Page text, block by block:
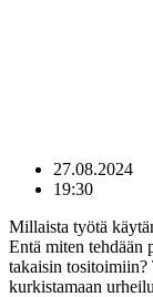
27.08.2024
19:30
Millaista työtä
Entä miten tehdään
takaisin tositoimiin?
kurkistamaan